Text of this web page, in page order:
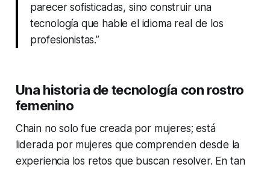
parecer sofisticadas, sino construir una
tecnología que hable el idioma real de los
profesionistas.”
Una historia de tecnología con rostro
femenino
Chain no solo fue creada por mujeres; está
liderada por mujeres que comprenden desde la
experiencia los retos que buscan resolver. En tan